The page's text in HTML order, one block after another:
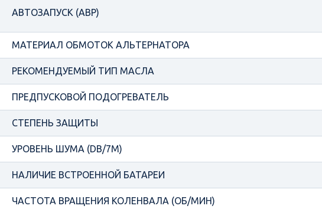
АВТОЗАПУСК (АВР)
МАТЕРИАЛ ОБМОТОК АЛЬТЕРНАТОРА
РЕКОМЕНДУЕМЫЙ ТИП МАСЛА
ПРЕДПУСКОВОЙ ПОДОГРЕВАТЕЛЬ
СТЕПЕНЬ ЗАЩИТЫ
УРОВЕНЬ ШУМА (DB/7М)
НАЛИЧИЕ ВСТРОЕННОЙ БАТАРЕИ
ЧАСТОТА ВРАЩЕНИЯ КОЛЕНВАЛА (ОБ/МИН)